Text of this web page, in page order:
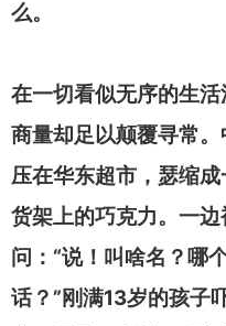
么。
在一切看似无序的生
商量却足以颠覆寻常。
压在华东超市，瑟缩
货架上的巧克力。一
问： “说！叫啥名？哪
话？”刚满13岁的孩子